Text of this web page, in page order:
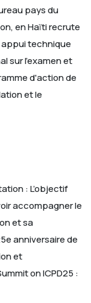
pays du
en Haïti recrute
technique
sur l'examen et
d'action de
et le
: L’objectif
accompagner le
et sa
anniversaire de
et
on ICPD25 :